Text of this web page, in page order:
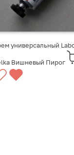
универсальный
Вишневый Пирог